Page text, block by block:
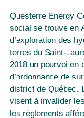
Questerre Energy
social se trouve en
d’exploration des
terres du Saint-
2018 un pourvoi en
d’ordonnance de
district de Québec.
visent à invalider
les règlements